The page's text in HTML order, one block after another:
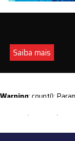
Saiba mais
Warning: count():
content/themes/